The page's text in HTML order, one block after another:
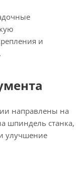
и
направлены на
шпиндель станка,
улучшение